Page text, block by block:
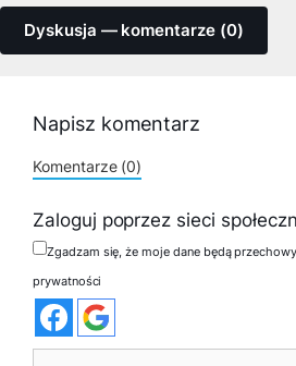
Dyskusja — komentarze (0)
Napisz komentarz
Komentarze (0)
Zaloguj poprzez sieci
Zgadzam się, że moje dane będą
prywatności